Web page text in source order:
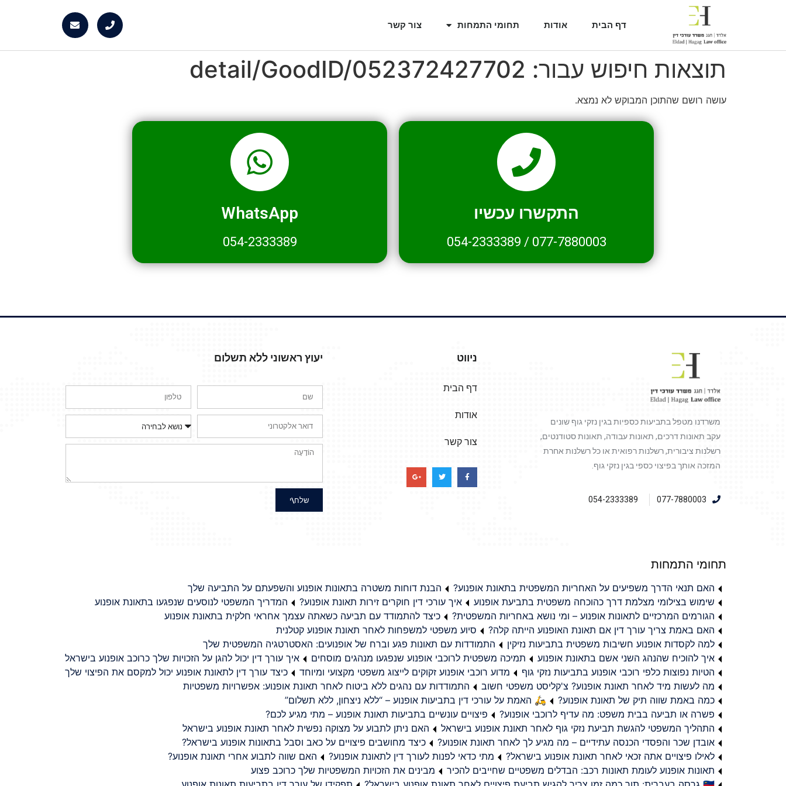
דף הבית אודות תחומי התמחות צור קשר
תוצאות חיפוש עבור: detail/GoodID/052372427702
עושה רושם שהתוכן המבוקש לא נמצא.
התקשרו עכשיו
077-7880003
/
054-2333389
WhatsApp
054-2333389
משרדנו מטפל בתביעות כספיות בגין נזקי גוף שונים
עקב תאונות דרכים, תאונות עבודה, תאונות סטודנטים,
רשלנות ציבורית, רשלנות רפואית או כל רשלנות אחרת
המזכה אותך בפיצוי כספי בגין נזקי גוף.
077-7880003
054-2333389
ניווט
דף הבית
אודות
צור קשר
יעוץ ראשוני ללא תשלום
שלח\י
תחומי התמחות
האם תנאי הדרך משפיעים על האחריות המשפטית בתאונת אופנוע?
הבנת דוחות משטרה בתאונות אופנוע והשפעתם על התביעה שלך
שימוש בצילומי מצלמת דרך כהוכחה משפטית בתביעת אופנוע
איך עורכי דין חוקרים זירות תאונת אופנוע?
המדריך המשפטי לנוסעים שנפגעו בתאונת אופנוע
הגורמים המרכזיים לתאונות אופנוע – ומי נושא באחריות המשפטית?
כיצד להתמודד עם תביעה כשאתה עצמך אחראי חלקית בתאונת אופנוע
האם באמת צריך עורך דין אם תאונת האופנוע הייתה קלה?
סיוע משפטי למשפחות לאחר תאונת אופנוע קטלנית
למה לקסדות אופנוע חשיבות משפטית בתביעות נזיקין
התמודדות עם תאונות פגע וברח של אופנועים: האסטרטגיה המשפטית שלך
איך להוכיח שהנהג השני אשם בתאונת אופנוע
תמיכה משפטית לרוכבי אופנוע שנפגעו מנהגים מוסחים
איך עורך דין יכול להגן על הזכויות שלך כרוכב אופנוע בישראל
הטיות נפוצות כלפי רוכבי אופנוע בתביעות נזקי גוף
מדוע רוכבי אופנוע זקוקים לייצוג משפטי מקצועי ומיוחד
כיצד עורך דין לתאונת אופנוע יכול למקסם את הפיצוי שלך
מה לעשות מיד לאחר תאונת אופנוע? צ'קליסט משפטי חשוב
התמודדות עם נהגים ללא ביטוח לאחר תאונת אופנוע: אפשרויות משפטיות
כמה באמת שווה תיק של תאונת אופנוע?
🛵 האמת על עורכי דין בתביעות אופנוע – “ללא ניצחון, ללא תשלום”
פשרה או תביעה בבית משפט: מה עדיף לרוכבי אופנוע?
פיצויים עונשיים בתביעות תאונת אופנוע – מתי מגיע לכם?
התהליך המשפטי להגשת תביעת נזקי גוף לאחר תאונת אופנוע בישראל
האם ניתן לתבוע על מצוקה נפשית לאחר תאונת אופנוע בישראל
אובדן שכר והפסדי הכנסה עתידיים – מה מגיע לך לאחר תאונת אופנוע?
כיצד מחושבים פיצויים על כאב וסבל בתאונות אופנוע בישראל?
לאילו פיצויים אתה זכאי לאחר תאונת אופנוע בישראל?
מתי כדאי לפנות לעורך דין לתאונת אופנוע?
האם שווה לתבוע אחרי תאונת אופנוע?
תאונות אופנוע לעומת תאונות רכב: הבדלים משפטיים שחייבים להכיר
מבינים את הזכויות המשפטיות שלך כרוכב פצוע